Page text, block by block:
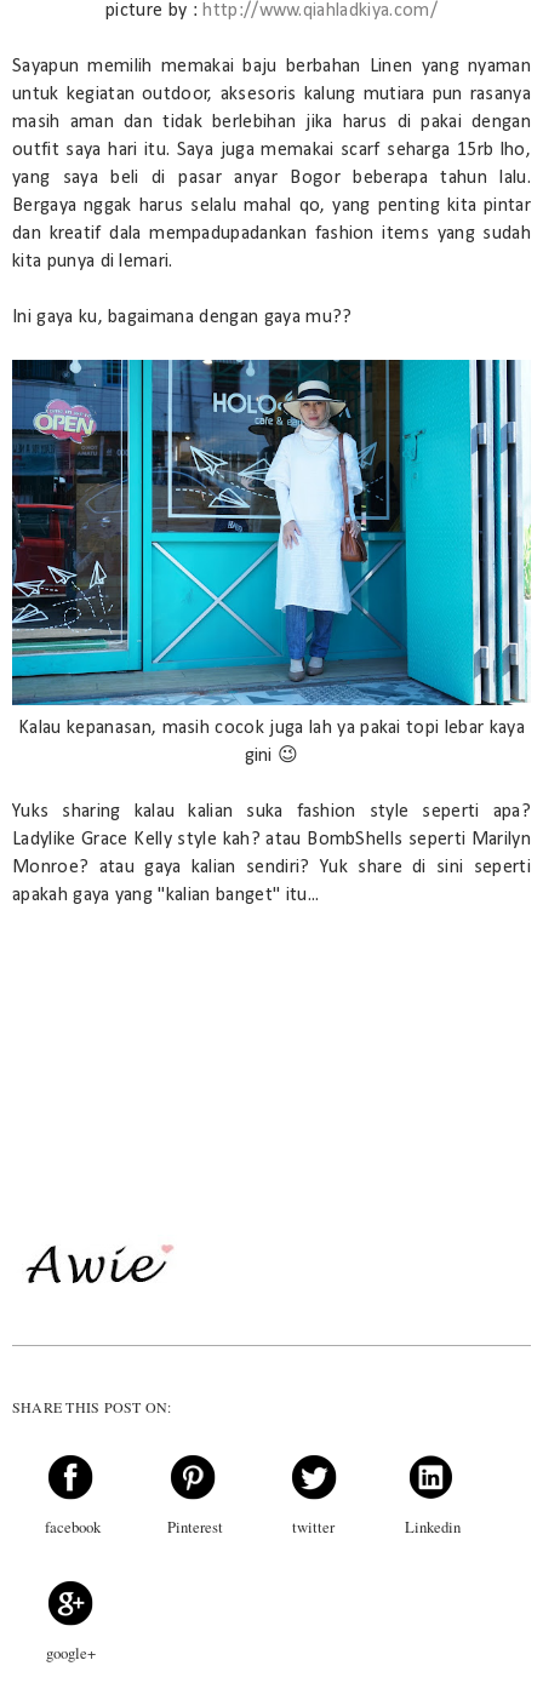
picture by : http://www.qiahladkiya.com/
Sayapun memilih memakai baju berbahan Linen yang nyaman
untuk kegiatan outdoor, aksesoris kalung mutiara pun rasanya
masih aman dan tidak berlebihan jika harus di pakai dengan
outfit saya hari itu. Saya juga memakai scarf seharga 15rb lho,
yang saya beli di pasar anyar Bogor beberapa tahun lalu.
Bergaya nggak harus selalu mahal qo, yang penting kita pintar
dan kreatif dala mempadupadankan fashion items yang sudah
kita punya di lemari.
Ini gaya ku, bagaimana dengan gaya mu??
Kalau kepanasan, masih cocok juga lah ya pakai topi lebar kaya
gini 😉
Yuks sharing kalau kalian suka fashion style seperti apa?
Ladylike Grace Kelly style kah? atau BombShells seperti Marilyn
Monroe? atau gaya kalian sendiri? Yuk share di sini seperti
apakah gaya yang "kalian banget" itu...
SHARE THIS POST ON:
facebook Pinterest twitter Linkedin
google+